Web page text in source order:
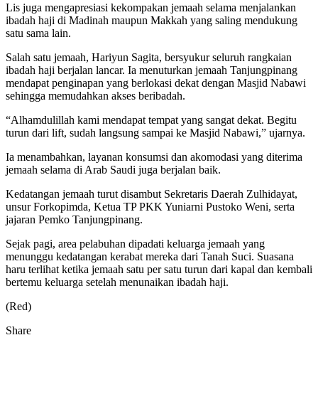
Lis juga mengapresiasi kekompakan jemaah selama menjalankan
ibadah haji di Madinah maupun Makkah yang saling mendukung
satu sama lain.
Salah satu jemaah, Hariyun Sagita, bersyukur seluruh rangkaian
ibadah haji berjalan lancar. Ia menuturkan jemaah Tanjungpinang
mendapat penginapan yang berlokasi dekat dengan Masjid Nabawi
sehingga memudahkan akses beribadah.
“Alhamdulillah kami mendapat tempat yang sangat dekat. Begitu
turun dari lift, sudah langsung sampai ke Masjid Nabawi,” ujarnya.
Ia menambahkan, layanan konsumsi dan akomodasi yang diterima
jemaah selama di Arab Saudi juga berjalan baik.
Kedatangan jemaah turut disambut Sekretaris Daerah Zulhidayat,
unsur Forkopimda, Ketua TP PKK Yuniarni Pustoko Weni, serta
jajaran Pemko Tanjungpinang.
Sejak pagi, area pelabuhan dipadati keluarga jemaah yang
menunggu kedatangan kerabat mereka dari Tanah Suci. Suasana
haru terlihat ketika jemaah satu per satu turun dari kapal dan kembali
bertemu keluarga setelah menunaikan ibadah haji.
(Red)
Share